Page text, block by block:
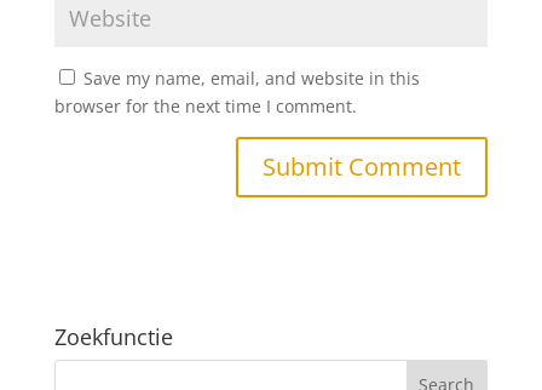
Save my name, email, and website in this
browser for the next time I comment.
Zoekfunctie